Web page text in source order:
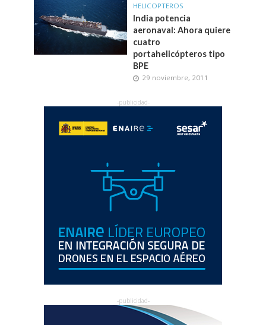
HELICOPTEROS
India potencia
aeronaval: Ahora quiere
cuatro
portahelicópteros tipo
BPE
29 noviembre, 2011